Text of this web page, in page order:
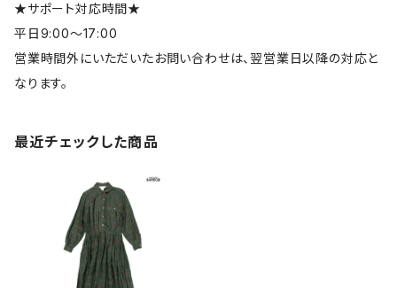
★サポート対応時間★
平日9:00～17:00
営業時間外にいただいたお問い合わせは、翌営業日以降の対応と
なります。
最近チェックした商品